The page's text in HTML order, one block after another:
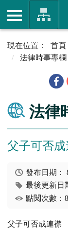
首頁
法律時事專欄
法律
父子可否成
發布日期：
最後更新日
點閱次數：
父子